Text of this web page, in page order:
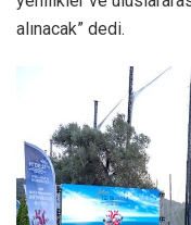
alınacak” dedi.